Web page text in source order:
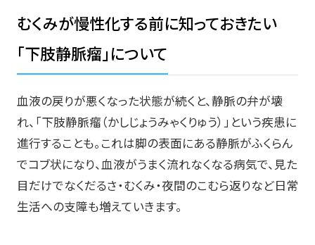
むくみが慢性化する前に知っておきたい
「下肢静脈瘤」について
血液の戻りが悪くなった状態が続くと、静脈の弁が壊
れ、「下肢静脈瘤（かしじょうみゃくりゅう）」という疾患に
進行することも。これは脚の表面にある静脈がふくらん
でコブ状になり、血液がうまく流れなくなる病気で、見た
目だけでなくだるさ・むくみ・夜間のこむら返りなど日常
生活への支障も増えていきます。